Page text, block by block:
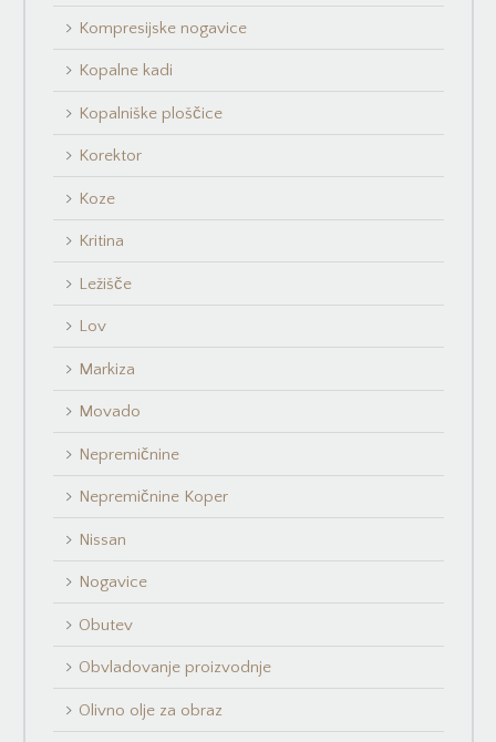
Kompresijske nogavice
Kopalne kadi
Kopalniške ploščice
Korektor
Koze
Kritina
Ležišče
Lov
Markiza
Movado
Nepremičnine
Nepremičnine Koper
Nissan
Nogavice
Obutev
Obvladovanje proizvodnje
Olivno olje za obraz